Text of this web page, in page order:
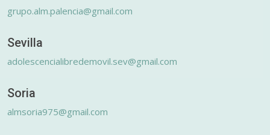
grupo.alm.palencia@gmail.com
Sevilla
adolescencialibredemovil.sev@gmail.com
Soria
almsoria975@gmail.com